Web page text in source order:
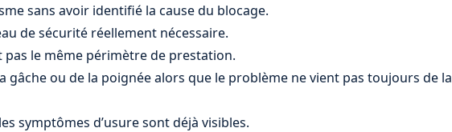
sans avoir identifié la cause du blocage.
de sécurité réellement nécessaire.
le même périmètre de prestation.
gâche ou de la poignée alors que le problème ne vient pas toujours de la
symptômes d’usure sont déjà visibles.